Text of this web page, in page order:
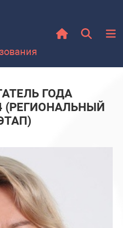
ГОДА
(РЕГИОНАЛЬНЫЙ